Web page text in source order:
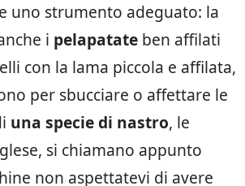
uno strumento adeguato: la
i pelapatate ben affilati
con la lama piccola e affilata,
per sbucciare o affettare le
una specie di nastro, le
si chiamano appunto
non aspettatevi di avere